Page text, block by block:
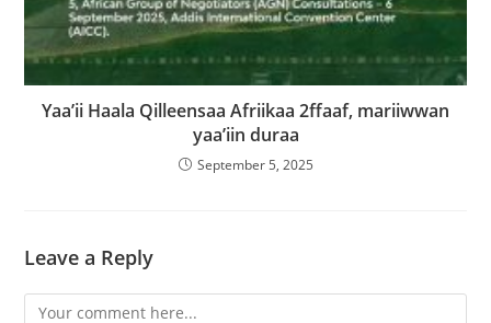
Yaa’ii Haala Qilleensaa Afriikaa 2ffaaf, mariiwwan
yaa’iin duraa
September 5, 2025
Leave a Reply